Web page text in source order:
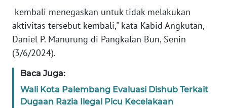
kembali menegaskan untuk tidak melakukan
aktivitas tersebut kembali," kata Kabid Angkutan,
Daniel P. Manurung di Pangkalan Bun, Senin
(3/6/2024).
Baca Juga:
Wali Kota Palembang Evaluasi Dishub Terkait
Dugaan Razia Ilegal Picu Kecelakaan
Regional
WN
SUMUT
WN
JAKARTA